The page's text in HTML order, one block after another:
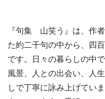
『句集 山笑う』は、作
た約二千句の中から、四
です。日々の暮らしの中
風景、人との出会い、人
しで丁寧に詠み上げてい